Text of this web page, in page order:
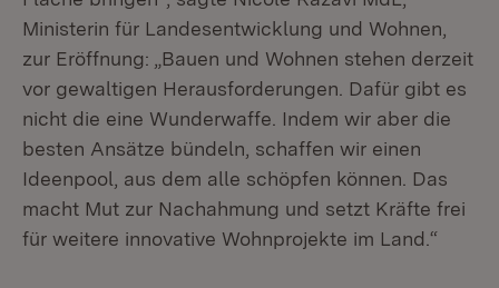
Ministerin für Landesentwicklung und Wohnen,
zur Eröffnung: „Bauen und Wohnen stehen derzeit
vor gewaltigen Herausforderungen. Dafür gibt es
nicht die eine Wunderwaffe. Indem wir aber die
besten Ansätze bündeln, schaffen wir einen
Ideenpool, aus dem alle schöpfen können. Das
macht Mut zur Nachahmung und setzt Kräfte frei
für weitere innovative Wohnprojekte im Land.“